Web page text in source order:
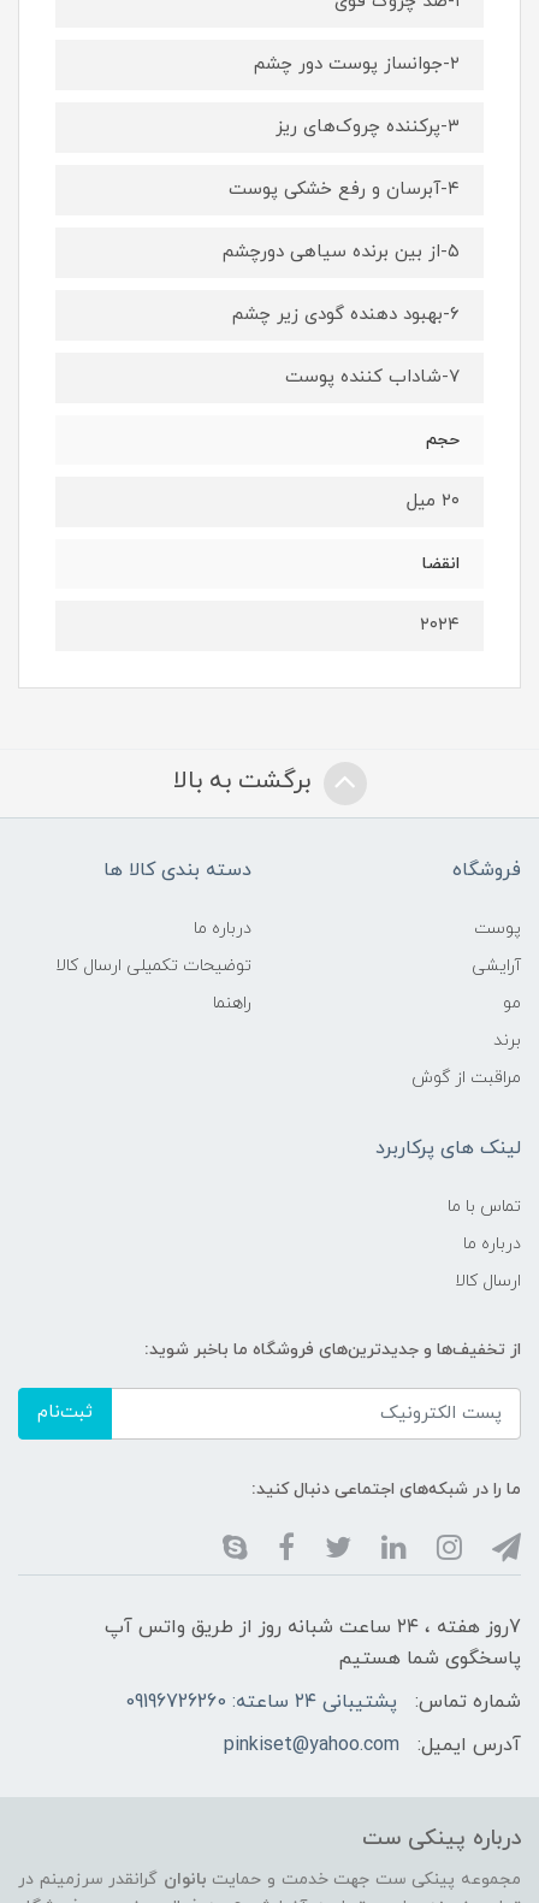
۲-جوانساز پوست دور چشم
۳-پرکننده چروک‌های ریز
۴-آبرسان و رفع خشکی پوست
۵-از بین برنده سیاهی دورچشم
۶-بهبود دهنده گودی زیر چشم
۷-شاداب کننده پوست
حجم
۲۰ میل
انقضا
۲۰۲۴
برگشت به بالا
فروشگاه
پوست
آرایشی
مو
برند
مراقبت از گوش
دسته بندی کالا ها
درباره ما
توضیحات تکمیلی ارسال کالا
راهنما
لینک های پرکاربرد
تماس با ما
درباره ما
ارسال کالا
از تخفیف‌ها و جدیدترین‌های فروشگاه ما باخبر شوید:
ثبت‌نام
ما را در شبکه‌های اجتماعی دنبال کنید:
7روز هفته ، ۲۴ ساعت شبانه‌ روز از طریق واتس آپ
پاسخگوی شما هستیم
شماره تماس:
پشتیبانی ۲۴ ساعته: 09196726260
آدرس ایمیل:
pinkiset@yahoo.com
درباره پینکی ست
مجموعه پینکی ست جهت خدمت و حمایت بانوان گرانقدر سرزمینم در